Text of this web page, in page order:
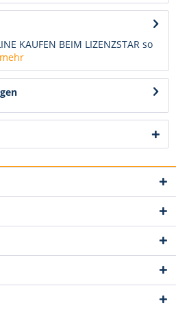
KAUFEN BEIM LIZENZSTAR so
mehr